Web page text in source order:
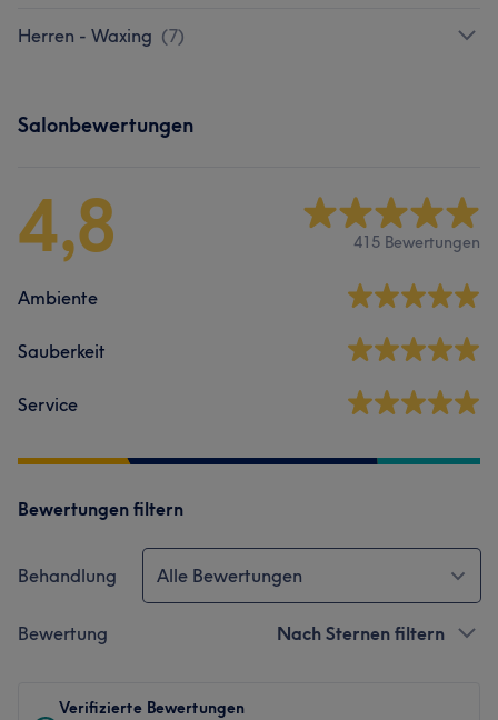
Herren - Waxing (7)
Salonbewertungen
4,8 415 Bewertungen
Ambiente
Sauberkeit
Service
Bewertungen filtern
Behandlung Alle Bewertungen
Bewertung Nach Sternen filtern
Verifizierte Bewertungen